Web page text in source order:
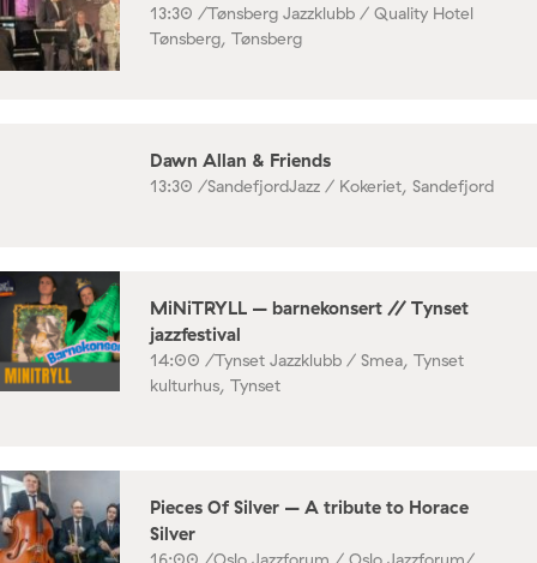
13:30 /Tønsberg Jazzklubb / Quality Hotel
Tønsberg, Tønsberg
Dawn Allan & Friends
13:30 /SandefjordJazz / Kokeriet, Sandefjord
MiNiTRYLL – barnekonsert // Tynset
jazzfestival
14:00 /Tynset Jazzklubb / Smea, Tynset
kulturhus, Tynset
Pieces Of Silver – A tribute to Horace
Silver